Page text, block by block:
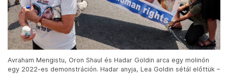
Avraham Mengistu, Oron Shaul és Hadar Goldin arca egy molinón
egy 2022-es demonstráción. Hadar anyja, Lea Goldin sétál előttük –